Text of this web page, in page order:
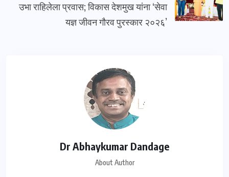
उभा राहिलेला प्रवास; विकास देशमुख यांना ‘सेवा
यज्ञ जीवन गौरव पुरस्कार २०२६’
Dr Abhaykumar Dandage
About Author